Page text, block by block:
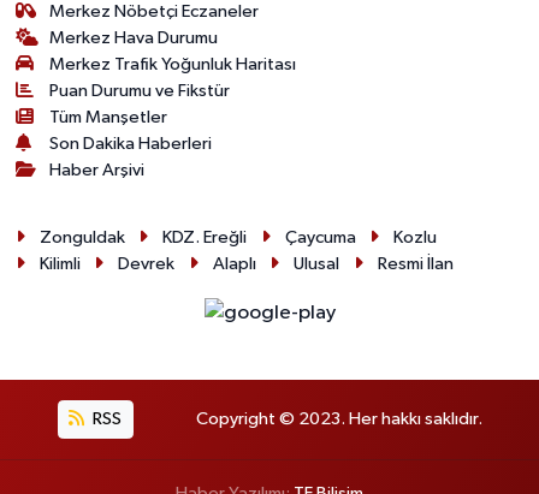
Merkez Nöbetçi Eczaneler
Merkez Hava Durumu
Merkez Trafik Yoğunluk Haritası
Puan Durumu ve Fikstür
Tüm Manşetler
Son Dakika Haberleri
Haber Arşivi
Zonguldak KDZ. Ereğli Çaycuma
Kozlu
Kilimli
Devrek Alaplı Ulusal Resmi İlan
RSS Copyright © 2023. Her hakkı saklıdır.